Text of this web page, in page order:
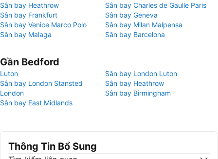
Sân bay Heathrow
Sân bay Charles de Gaulle Paris
Sân bay Frankfurt
Sân bay Geneva
Sân bay Venice Marco Polo
Sân bay Milan Malpensa
Sân bay Malaga
Sân bay Barcelona
Gần Bedford
Luton
Sân bay London Luton
Sân bay London Stansted
Sân bay Heathrow
London
Sân bay Birmingham
Sân bay East Midlands
Thông Tin Bổ Sung